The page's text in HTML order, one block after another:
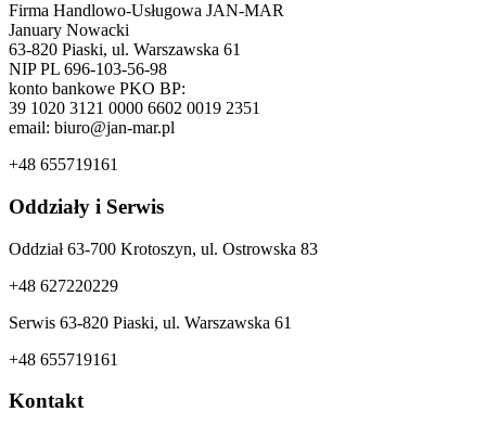
Firma Handlowo-Usługowa JAN-MAR
January Nowacki
63-820 Piaski, ul. Warszawska 61
NIP PL 696-103-56-98
konto bankowe PKO BP:
39 1020 3121 0000 6602 0019 2351
email: biuro@jan-mar.pl
+48 655719161
Oddziały i Serwis
Oddział 63-700 Krotoszyn, ul. Ostrowska 83
+48 627220229
Serwis 63-820 Piaski, ul. Warszawska 61
+48 655719161
Kontakt